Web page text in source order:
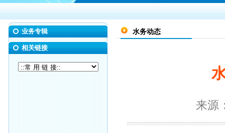
业务专辑
相关链接
水务动态
来源